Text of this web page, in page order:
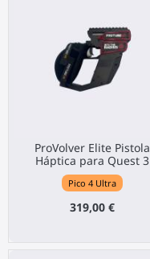
ProVolver Elite Pistola
Háptica para Quest 3
Pico 4 Ultra
319,00 €